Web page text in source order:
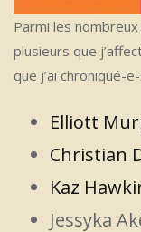
Parmi les
plusieurs que
que j’ai chroniqué-
Elliott
Christian
Kaz
Jessyka